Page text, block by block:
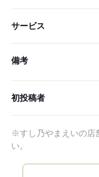
サービス
備考
初投稿者
※すし乃やまえいの店
い。